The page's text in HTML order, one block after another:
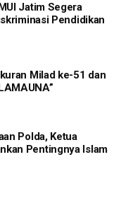
Jatim Segera
Pendidikan
Milad ke-51 dan
Polda, Ketua
Pentingnya Islam